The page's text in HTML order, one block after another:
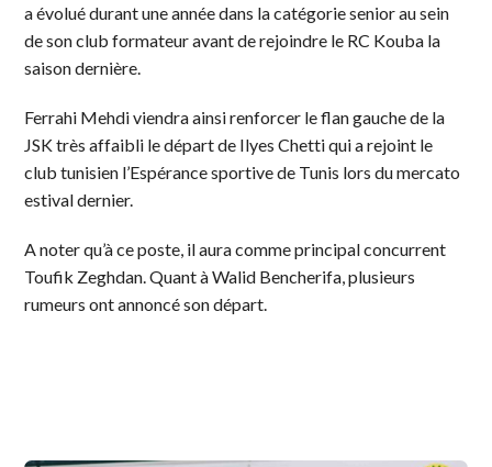
a évolué durant une année dans la catégorie senior au sein
de son club formateur avant de rejoindre le RC Kouba la
saison dernière.
Ferrahi Mehdi viendra ainsi renforcer le flan gauche de la
JSK très affaibli le départ de Ilyes Chetti qui a rejoint le
club tunisien l’Espérance sportive de Tunis lors du mercato
estival dernier.
A noter qu’à ce poste, il aura comme principal concurrent
Toufik Zeghdan. Quant à Walid Bencherifa, plusieurs
rumeurs ont annoncé son départ.